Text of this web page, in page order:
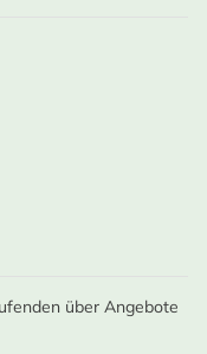
über Angebote